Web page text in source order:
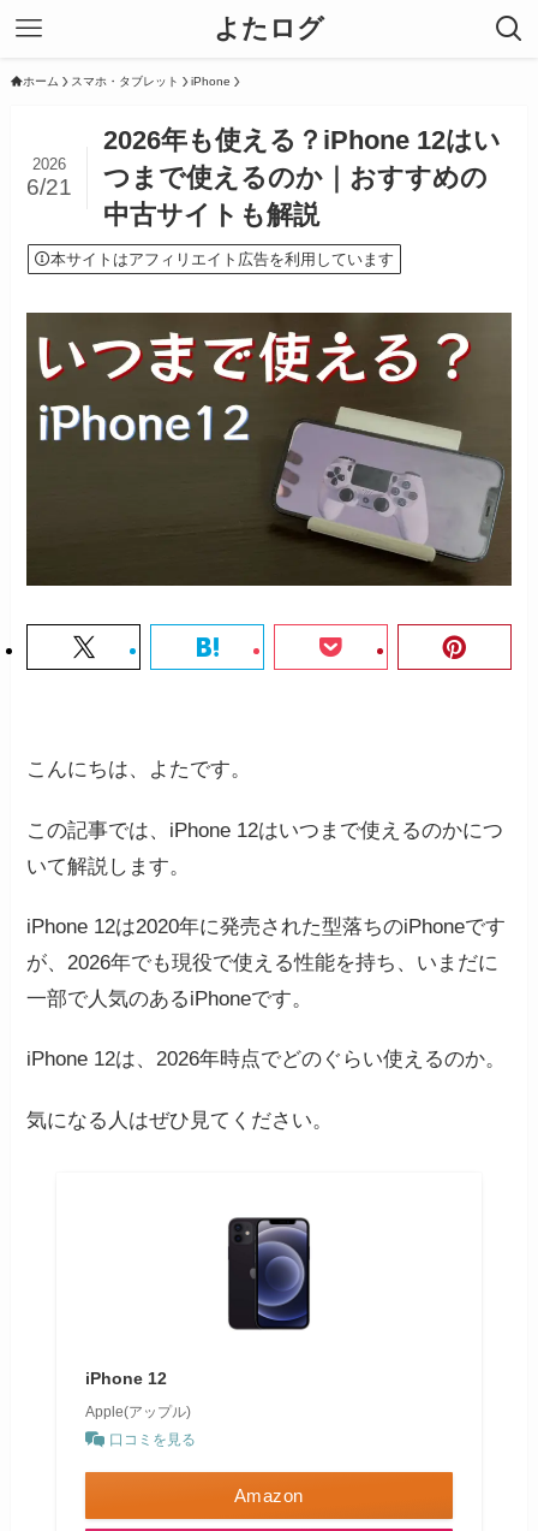
よたログ
ホーム スマホ・タブレット iPhone
2026年も使える？iPhone 12はい
つまで使えるのか｜おすすめの
中古サイトも解説
2026
6/21
本サイトはアフィリエイト広告を利用しています
こんにちは、よたです。
この記事では、iPhone 12はいつまで使えるのかにつ
いて解説します。
iPhone 12は2020年に発売された型落ちのiPhoneです
が、2026年でも現役で使える性能を持ち、いまだに
一部で人気のあるiPhoneです。
iPhone 12は、2026年時点でどのぐらい使えるのか。
気になる人はぜひ見てください。
iPhone 12
Apple(アップル)
口コミを見る
Amazon